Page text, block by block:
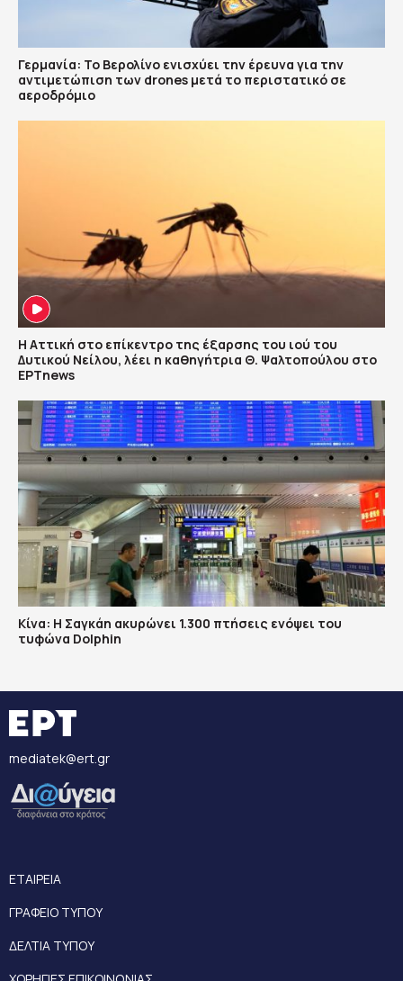
Γερμανία: Το Βερολίνο ενισχύει την έρευνα για την
αντιμετώπιση των drones μετά το περιστατικό σε
αεροδρόμιο
Η Αττική στο επίκεντρο της έξαρσης του ιού του
Δυτικού Νείλου, λέει η καθηγήτρια Θ. Ψαλτοπούλου στο
ΕΡΤnews
Κίνα: Η Σαγκάη ακυρώνει 1.300 πτήσεις ενόψει του
τυφώνα Dolphin
mediatek@ert.gr
ΕΤΑΙΡΕΙΑ
ΓΡΑΦΕΙΟ ΤΥΠΟΥ
ΔΕΛΤΙΑ ΤΥΠΟΥ